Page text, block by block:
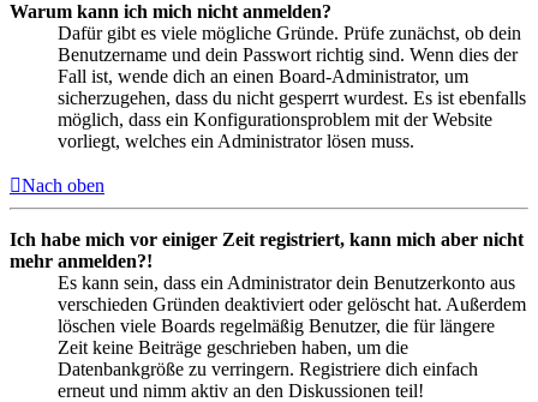
Warum kann ich mich nicht anmelden?
Dafür gibt es viele mögliche Gründe. Prüfe zunächst, ob dein
Benutzername und dein Passwort richtig sind. Wenn dies der
Fall ist, wende dich an einen Board-Administrator, um
sicherzugehen, dass du nicht gesperrt wurdest. Es ist ebenfalls
möglich, dass ein Konfigurationsproblem mit der Website
vorliegt, welches ein Administrator lösen muss.
Nach oben
Ich habe mich vor einiger Zeit registriert, kann mich aber nicht
mehr anmelden?!
Es kann sein, dass ein Administrator dein Benutzerkonto aus
verschieden Gründen deaktiviert oder gelöscht hat. Außerdem
löschen viele Boards regelmäßig Benutzer, die für längere
Zeit keine Beiträge geschrieben haben, um die
Datenbankgröße zu verringern. Registriere dich einfach
erneut und nimm aktiv an den Diskussionen teil!